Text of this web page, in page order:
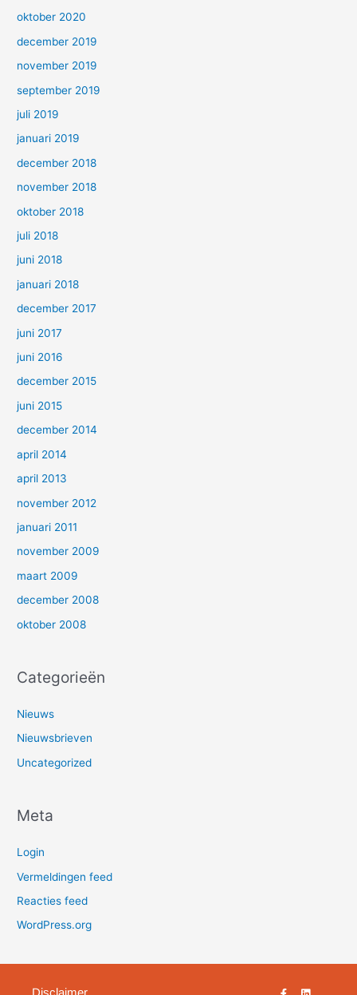
oktober 2020
december 2019
november 2019
september 2019
juli 2019
januari 2019
december 2018
november 2018
oktober 2018
juli 2018
juni 2018
januari 2018
december 2017
juni 2017
juni 2016
december 2015
juni 2015
december 2014
april 2014
april 2013
november 2012
januari 2011
november 2009
maart 2009
december 2008
oktober 2008
Categorieën
Nieuws
Nieuwsbrieven
Uncategorized
Meta
Login
Vermeldingen feed
Reacties feed
WordPress.org
Disclaimer
F
L